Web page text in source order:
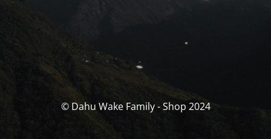
© Dahu Wake Family - Shop 2024